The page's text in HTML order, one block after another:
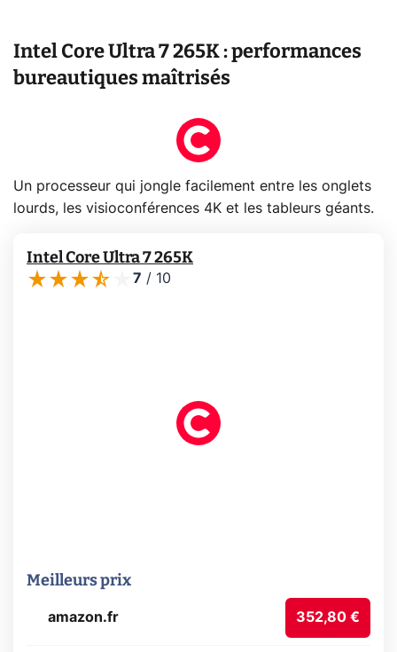
Intel Core Ultra 7 265K : performances
bureautiques maîtrisés
Un processeur qui jongle facilement entre les onglets
lourds, les visioconférences 4K et les tableurs géants.
Intel Core Ultra 7 265K
7 / 10
Meilleurs prix
amazon.fr 352,80 €